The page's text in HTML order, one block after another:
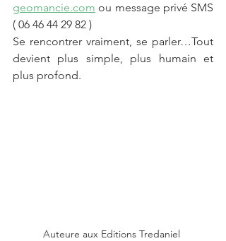
geomancie.com ou message privé SMS
( 06 46 44 29 82 )
Se rencontrer vraiment, se parler…Tout
devient plus simple, plus humain et
plus profond.
Auteure aux Editions Tredaniel